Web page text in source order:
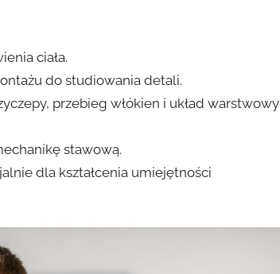
ciała.
do studiowania detali.
przebieg włókien i układ warstwowy
stawową.
dla kształcenia umiejętności